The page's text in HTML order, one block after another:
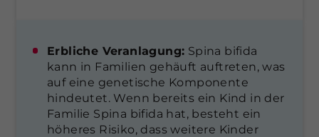
Erbliche Veranlagung: Spina bifida
kann in Familien gehäuft auftreten, was
auf eine genetische Komponente
hindeutet. Wenn bereits ein Kind in der
Familie Spina bifida hat, besteht ein
höheres Risiko, dass weitere Kinder